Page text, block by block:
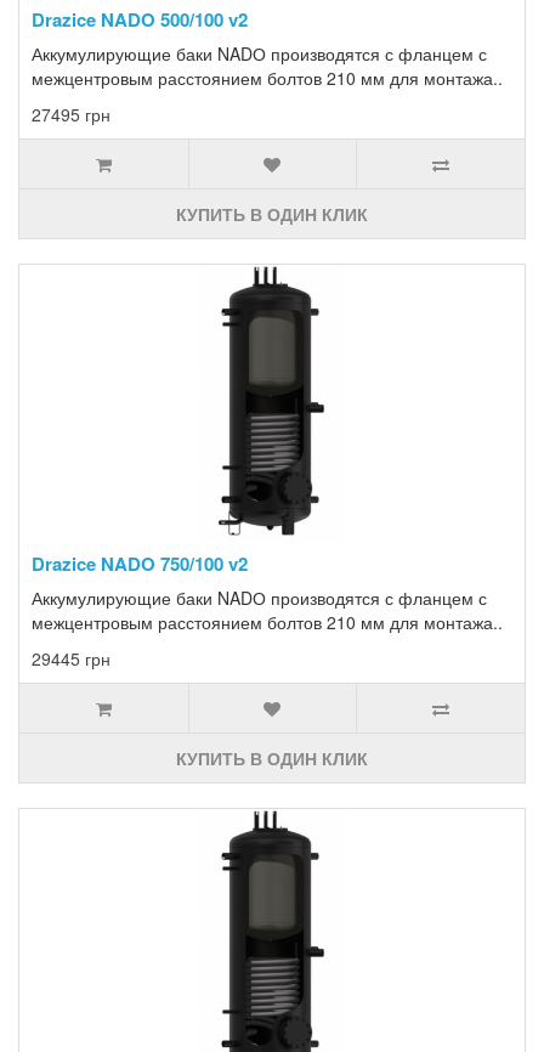
Drazice NADO 500/100 v2
Аккумулирующие баки NADО производятся с фланцем с
межцентровым расстоянием болтов 210 мм для монтажа..
27495 грн
КУПИТЬ В ОДИН КЛИК
Drazice NADO 750/100 v2
Аккумулирующие баки NADО производятся с фланцем с
межцентровым расстоянием болтов 210 мм для монтажа..
29445 грн
КУПИТЬ В ОДИН КЛИК